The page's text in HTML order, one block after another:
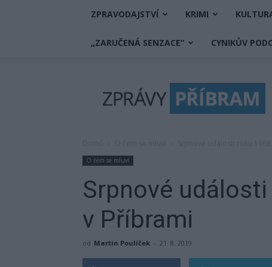
ZPRAVODAJSTVÍ KRIMI
„ZARUČENÁ SENZACE“ CYNIKŮV
Příbram
O čem se mluví
Srpnové
v Příbrami
od Martin Poulíček - 21. 8. 2019